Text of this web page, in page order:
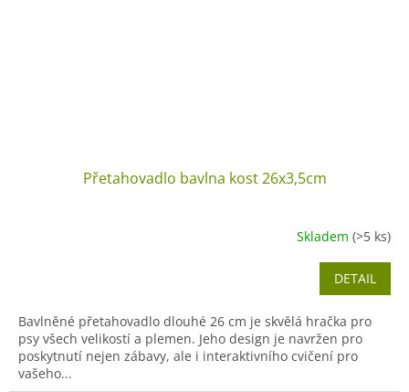
Přetahovadlo bavlna kost 26x3,5cm
Skladem (>5 ks)
DETAIL
Bavlněné přetahovadlo dlouhé 26 cm je skvělá hračka pro
psy všech velikostí a plemen. Jeho design je navržen pro
poskytnutí nejen zábavy, ale i interaktivního cvičení pro
vašeho...